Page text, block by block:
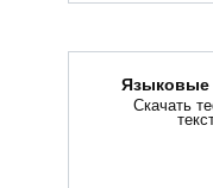
Языковые
Скачать